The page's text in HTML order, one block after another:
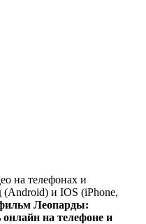
на телефонах и
(Android) и IOS (iPhone,
Леопарды:
на телефоне и